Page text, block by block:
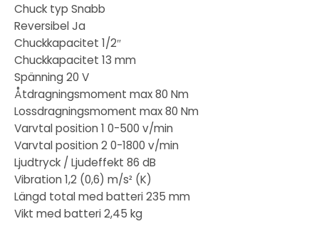
Chuck typ Snabb
Reversibel Ja
Chuckkapacitet 1/2″
Chuckkapacitet 13 mm
Spänning 20 V
Åtdragningsmoment max 80 Nm
Lossdragningsmoment max 80 Nm
Varvtal position 1 0-500 v/min
Varvtal position 2 0-1800 v/min
Ljudtryck / Ljudeffekt 86 dB
Vibration 1,2 (0,6) m/s² (K)
Längd total med batteri 235 mm
Vikt med batteri 2,45 kg